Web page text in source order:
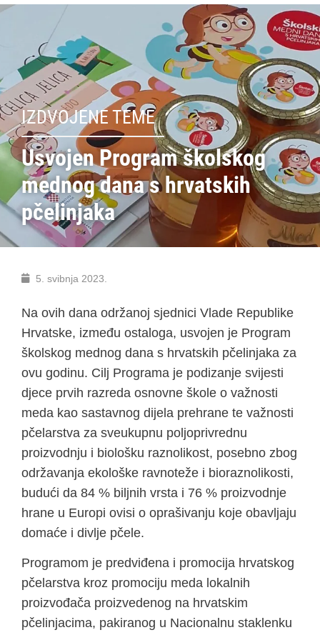
IZDVOJENE TEME
Usvojen Program školskog
mednog dana s hrvatskih
pčelinjaka
5. svibnja 2023.
Na ovih dana održanoj sjednici Vlade Republike
Hrvatske, između ostaloga, usvojen je Program
školskog mednog dana s hrvatskih pčelinjaka za
ovu godinu. Cilj Programa je podizanje svijesti
djece prvih razreda osnovne škole o važnosti
meda kao sastavnog dijela prehrane te važnosti
pčelarstva za sveukupnu poljoprivrednu
proizvodnju i biološku raznolikost, posebno zbog
održavanja ekološke ravnoteže i bioraznolikosti,
budući da 84 % biljnih vrsta i 76 % proizvodnje
hrane u Europi ovisi o oprašivanju koje obavljaju
domaće i divlje pčele.
Programom je predviđena i promocija hrvatskog
pčelarstva kroz promociju meda lokalnih
proizvođača proizvedenog na hrvatskim
pčelinjacima, pakiranog u Nacionalnu staklenku